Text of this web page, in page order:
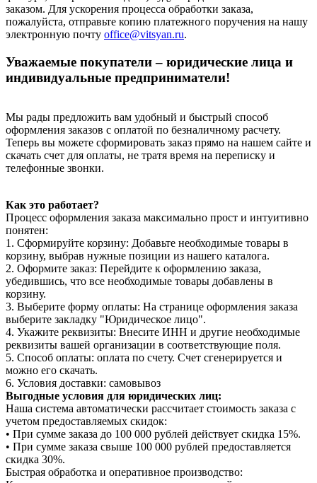
заказом. Для ускорения процесса обработки заказа,
пожалуйста, отправьте копию платежного поручения на нашу
электронную почту office@vitsyan.ru.
Уважаемые покупатели – юридические лица и
индивидуальные предприниматели!
Мы рады предложить вам удобный и быстрый способ
оформления заказов с оплатой по безналичному расчету.
Теперь вы можете сформировать заказ прямо на нашем сайте и
скачать счет для оплаты, не тратя время на переписку и
телефонные звонки.
Как это работает?
Процесс оформления заказа максимально прост и интуитивно
понятен:
1. Сформируйте корзину: Добавьте необходимые товары в
корзину, выбрав нужные позиции из нашего каталога.
2. Оформите заказ: Перейдите к оформлению заказа,
убедившись, что все необходимые товары добавлены в
корзину.
3. Выберите форму оплаты: На странице оформления заказа
выберите закладку "Юридическое лицо".
4. Укажите реквизиты: Внесите ИНН и другие необходимые
реквизиты вашей организации в соответствующие поля.
5. Способ оплаты: оплата по счету. Счет сгенерируется и
можно его скачать.
6. Условия доставки: самовывоз
Выгодные условия для юридических лиц:
Наша система автоматически рассчитает стоимость заказа с
учетом предоставляемых скидок:
• При сумме заказа до 100 000 рублей действует скидка 15%.
• При сумме заказа свыше 100 000 рублей предоставляется
скидка 30%.
Быстрая обработка и оперативное производство: